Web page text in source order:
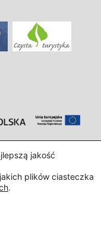
jakość
plików ciasteczka
.